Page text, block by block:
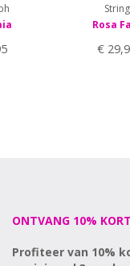
String
Rosa
€
ONTVANG 10%
Profiteer van 10%